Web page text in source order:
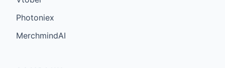
Photoniex
MerchmindAI